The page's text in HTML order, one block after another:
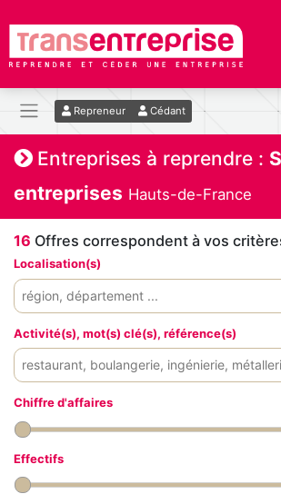
Repreneur Cédant
Entreprises à reprendre :
entreprises Hauts-de-France
16 Offres correspondent à vos
Localisation(s)
Activité(s), mot(s) clé(s), référence(s)
Chiffre d'affaires
Effectifs